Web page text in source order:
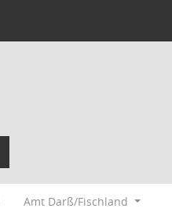
Amt Darß/Fischland